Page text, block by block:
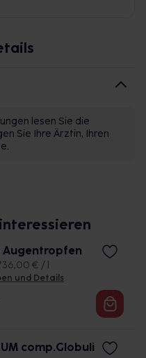
lesen Sie die
Sie Ihre Ärztin, Ihren
Augentropfen
€ / l
und Details
comp.Globuli